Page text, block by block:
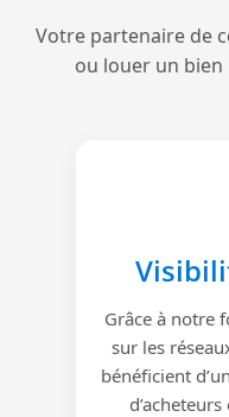
Votre partenaire de
ou louer un bien
Grâce à notre
sur les
bénéficient